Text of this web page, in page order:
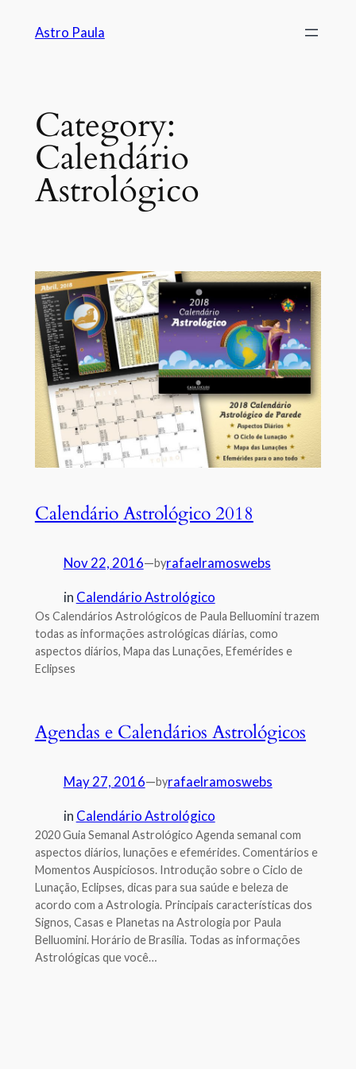
Astro Paula
Category:
Calendário
Astrológico
Calendário Astrológico 2018
Nov 22, 2016—byrafaelramoswebs
in Calendário Astrológico
Os Calendários Astrológicos de Paula Belluomini trazem
todas as informações astrológicas diárias, como
aspectos diários, Mapa das Lunações, Efemérides e
Eclipses
Agendas e Calendários Astrológicos
May 27, 2016—byrafaelramoswebs
in Calendário Astrológico
2020 Guia Semanal Astrológico Agenda semanal com
aspectos diários, lunações e efemérides. Comentários e
Momentos Auspiciosos. Introdução sobre o Ciclo de
Lunação, Eclipses, dicas para sua saúde e beleza de
acordo com a Astrologia. Principais características dos
Signos, Casas e Planetas na Astrologia por Paula
Belluomini. Horário de Brasília. Todas as informações
Astrológicas que você…